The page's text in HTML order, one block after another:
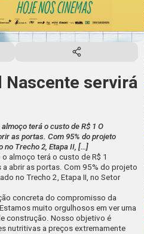
Nascente servirá
terá o custo de R$ 1 O
as portas. Com 95% do projeto
no Trecho 2, Etapa II, […]
almoço terá o custo de R$ 1
abrir as portas. Com 95% do projeto
no Trecho 2, Etapa II, no Setor
concreta do compromisso da
muito orgulhosos em ver uma
construção. Nosso objetivo é
nutritivas a preços extremamente